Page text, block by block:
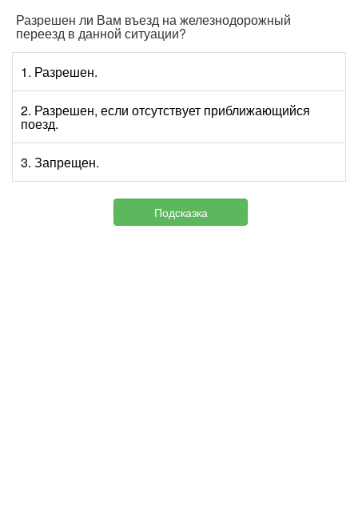
Разрешен ли Вам въезд на железнодорожный
переезд в данной ситуации?
1. Разрешен.
2. Разрешен, если отсутствует приближающийся
поезд.
3. Запрещен.
Подсказка